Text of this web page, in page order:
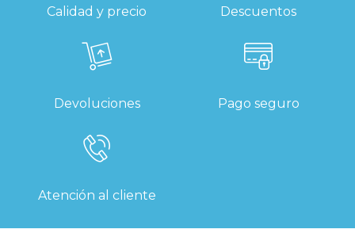
Calidad y precio Descuentos
Devoluciones Pago seguro
Atención al cliente